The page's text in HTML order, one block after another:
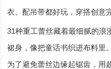
衣、配吊带都好玩，穿搭创意
31种重工蕾丝藏着最细腻的浪
裙身，像把童话书织进布料里
为了避免蕾丝边缘起锯齿，用